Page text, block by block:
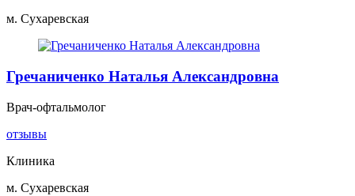
м. Сухаревская
Гречаниченко Наталья Александровна
Врач-офтальмолог
отзывы
Клиника
м. Сухаревская